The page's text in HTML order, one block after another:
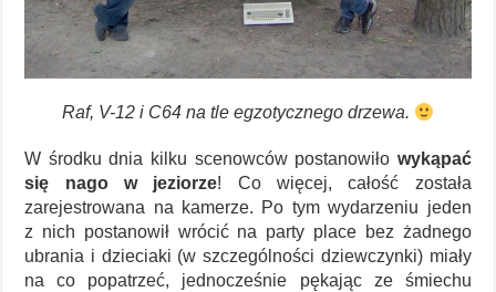
Raf, V-12 i C64 na tle egzotycznego drzewa.
W środku dnia kilku scenowców postanowiło wykąpać
się nago w jeziorze! Co więcej, całość została
zarejestrowana na kamerze. Po tym wydarzeniu jeden
z nich postanowił wrócić na party place bez żadnego
ubrania i dzieciaki (w szczególności dziewczynki) miały
na co popatrzeć, jednocześnie pękając ze śmiechu